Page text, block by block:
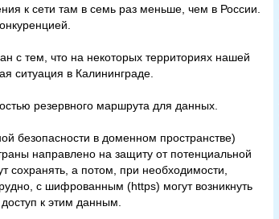
к сети там в семь раз меньше, чем в России.
с тем, что на некоторых территориях нашей
ситуация в Калининграде.
резервного маршрута для данных.
безопасности в доменном пространстве)
направлено на защиту от потенциальной
сохранять, а потом, при необходимости,
с шифрованным (https) могут возникнуть
к этим данным.